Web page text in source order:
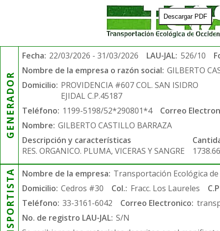
Descargar PDF
GENERADOR
Fecha: 22/03/2026 - 31/03/2026 LAU-JAL: 526/10
Nombre de la empresa o razón social: GILBERTO
Domicilio: PROVIDENCIA #607 COL. SAN ISIDRO
EJIDAL C.P.45187
Teléfono: 1199-5198/52*290801*4
Correo
Nombre: GILBERTO CASTILLO BARRAZA
Descripción y características
RES. ORGANICO. PLUMA, VICERAS Y SANGRE
1738.66
Nombre de la empresa: Transportación Ecológica de
Domicilio: Cedros #30 Col.: Fracc. Los Laureles
Teléfono: 33-3161-6042 Correo Electronico:
No. de registro LAU-JAL: S/N